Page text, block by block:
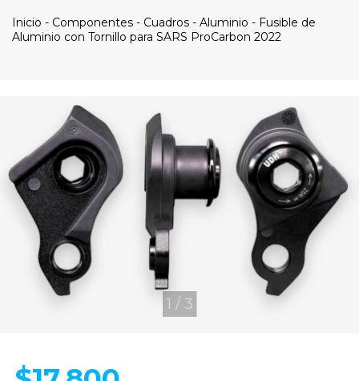
Inicio - Componentes - Cuadros - Aluminio - Fusible de
Aluminio con Tornillo para SARS ProCarbon 2022
1 / 3